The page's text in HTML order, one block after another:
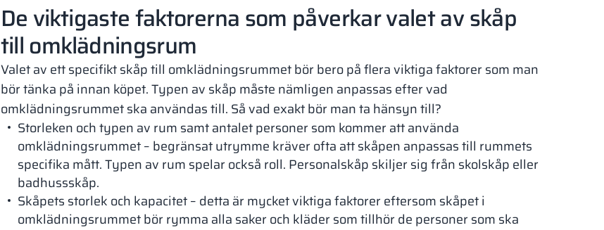
De viktigaste faktorerna som påverkar valet av skåp
till omklädningsrum
Valet av ett specifikt skåp till omklädningsrummet bör bero på flera viktiga faktorer som man
bör tänka på innan köpet. Typen av skåp måste nämligen anpassas efter vad
omklädningsrummet ska användas till. Så vad exakt bör man ta hänsyn till?
Storleken och typen av rum samt antalet personer som kommer att använda
omklädningsrummet – begränsat utrymme kräver ofta att skåpen anpassas till rummets
specifika mått. Typen av rum spelar också roll. Personalskåp skiljer sig från skolskåp eller
badhussskåp.
Skåpets storlek och kapacitet – detta är mycket viktiga faktorer eftersom skåpet i
omklädningsrummet bör rymma alla saker och kläder som tillhör de personer som ska